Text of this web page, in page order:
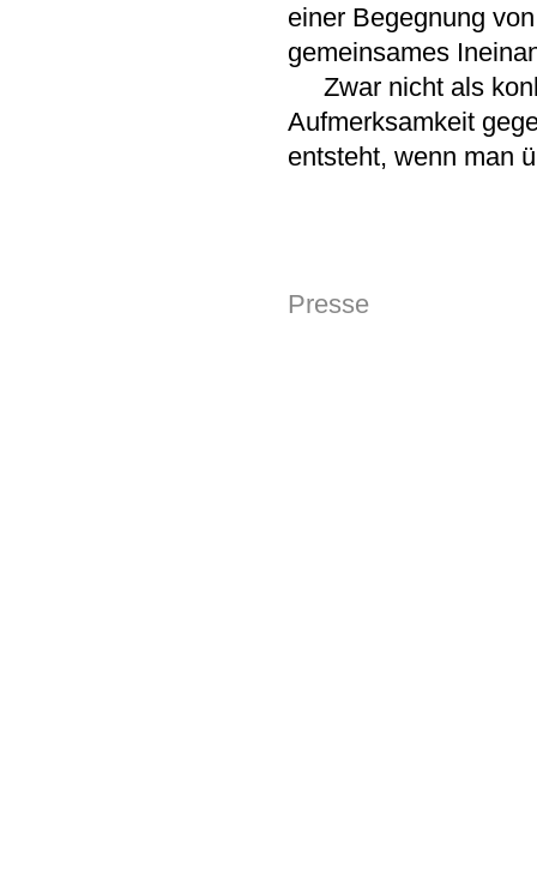
einer Begegnung
gemeinsames
Zwar nicht als
Aufmerksamkeit
entsteht, wenn man
Presse